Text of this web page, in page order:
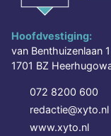
Hoofdvestiging:
van Benthuizenlaan 1
1701 BZ
072 8200 600
redactie@xyto.nl
www.xyto.nl